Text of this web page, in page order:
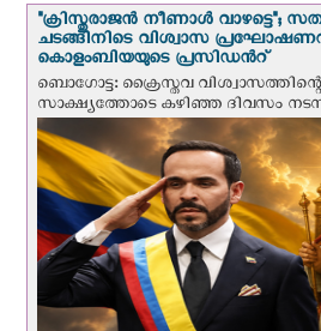
"ക്രിസ്തുരാജന്‍ നീണാള്‍ വാഴട്ടെ";
ചടങ്ങിനിടെ വിശ്വാസ
കൊളംബിയയുടെ പ്രസിഡന്‍റ്
ബൊഗോട്ട: ക്രൈസ്തവ
സാക്ഷ്യത്തോടെ കഴിഞ്ഞ ദിവസം